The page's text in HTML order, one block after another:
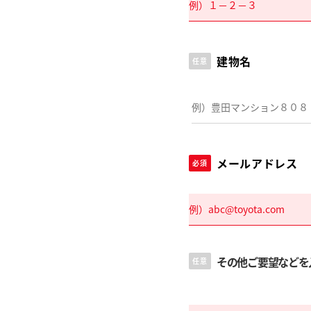
任意 建物名
必須 メールアドレス
任意 その他ご要望など